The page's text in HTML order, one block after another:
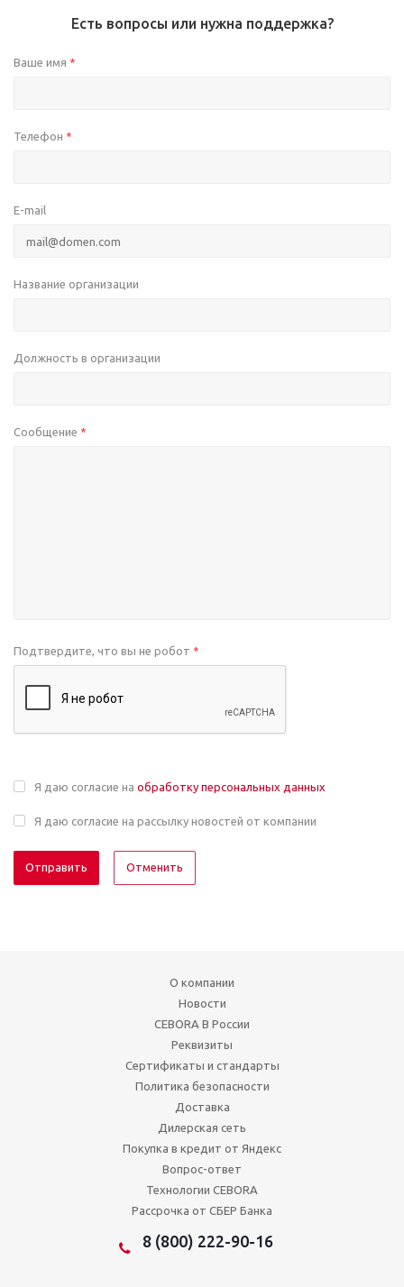
Есть вопросы или нужна поддержка?
Ваше имя *
Телефон *
E-mail
Название организации
Должность в организации
Сообщение *
Подтвердите, что вы не робот *
Я даю согласие на обработку персональных данных
Я даю согласие на рассылку новостей от компании
Отменить
О компании
Новости
CEBORA В России
Реквизиты
Сертификаты и стандарты
Политика безопасности
Доставка
Дилерская сеть
Покупка в кредит от Яндекс
Вопрос-ответ
Технологии CEBORA
Рассрочка от СБЕР Банка
8 (800) 222-90-16